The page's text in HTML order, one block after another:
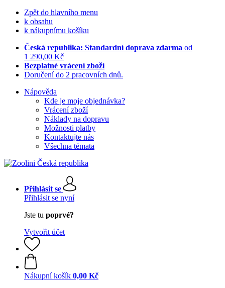
Zpět do hlavního menu
k obsahu
k nákupnímu košíku
Česká republika: Standardní doprava zdarma od
1 290,00 Kč
Bezplatné vrácení zboží
Doručení do 2 pracovních dnů.
Nápověda
Kde je moje objednávka?
Vrácení zboží
Náklady na dopravu
Možnosti platby
Kontaktujte nás
Všechna témata
Přihlásit se
Přihlásit se nyní
Jste tu poprvé?
Vytvořit účet
Nákupní košík 0,00 Kč